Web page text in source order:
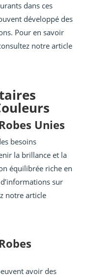
dans ces
développé des
Pour en savoir
notre article
Unies
besoins
la brillance et la
équilibrée riche en
sur
notre article
avoir des